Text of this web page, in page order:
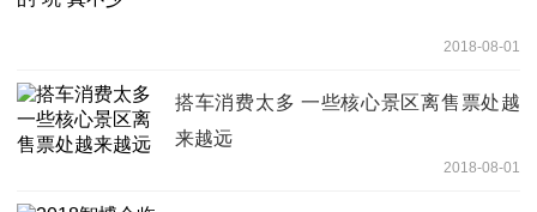
2018-08-01
搭车消费太多 一些核心景区离售票处越
来越远
2018-08-01